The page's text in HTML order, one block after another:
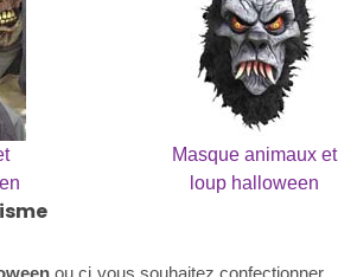
Masque animaux et
loup halloween
ou ci vous souhaitez confectionner